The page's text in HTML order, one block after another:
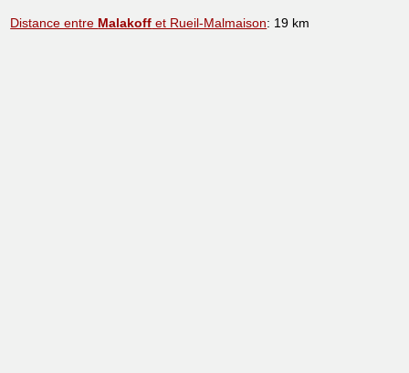
Distance entre Malakoff et Rueil-Malmaison: 19 km